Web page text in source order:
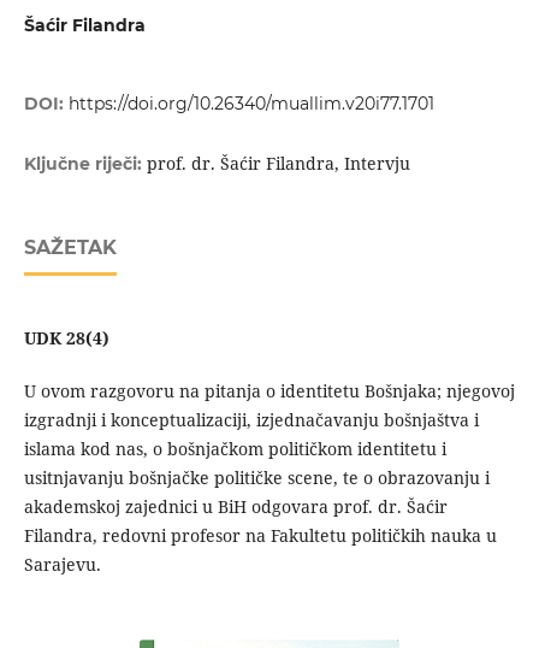
Šaćir Filandra
DOI: https://doi.org/10.26340/muallim.v20i77.1701
Ključne riječi: prof. dr. Šaćir Filandra, Intervju
SAŽETAK
UDK 28(4)
U ovom razgovoru na pitanja o identitetu Bošnjaka; njegovoj
izgradnji i konceptualizaciji, izjednačavanju bošnjaštva i
islama kod nas, o bošnjačkom političkom identitetu i
usitnjavanju bošnjačke političke scene, te o obrazovanju i
akademskoj zajednici u BiH odgovara prof. dr. Šaćir
Filandra, redovni profesor na Fakultetu političkih nauka u
Sarajevu.